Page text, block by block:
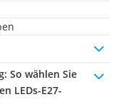
: So wählen Sie
LEDs-E27-